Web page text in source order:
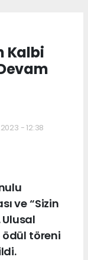
Kalbi
- 12:38
ve “Sizin
ödül töreni